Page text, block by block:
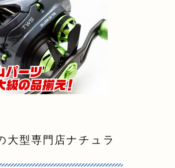
大型専門店ナチュラ